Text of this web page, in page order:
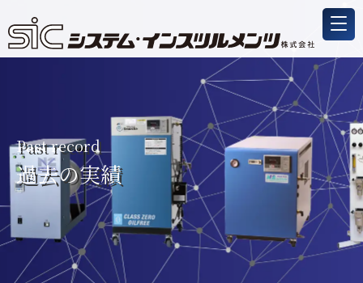
Past record
過去の実績